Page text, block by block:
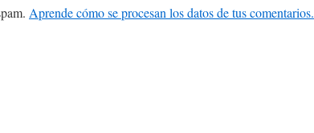
Aprende cómo se procesan los datos de tus comentarios.